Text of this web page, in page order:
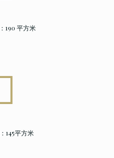
190 平方米
145平方米